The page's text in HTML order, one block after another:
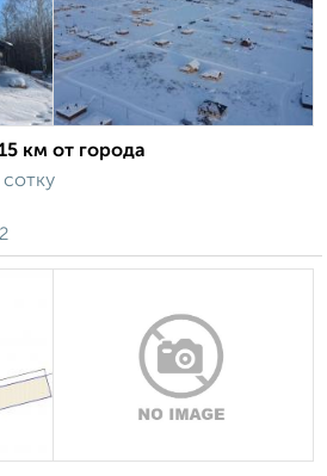
км от города
сотку